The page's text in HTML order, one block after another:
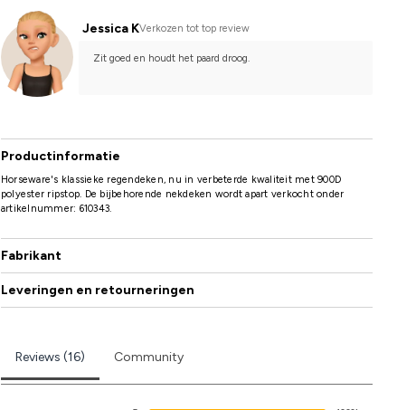
Jessica KVerkozen tot top review
Zit goed en houdt het paard droog.
Productinformatie
Horseware's klassieke regendeken, nu in verbeterde kwaliteit met 900D
polyester ripstop. De bijbehorende nekdeken wordt apart verkocht onder
artikelnummer: 610343.
Fabrikant
Leveringen en retourneringen
Reviews (16) Community